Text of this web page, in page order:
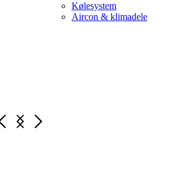
Kølesystem
Aircon & klimadele